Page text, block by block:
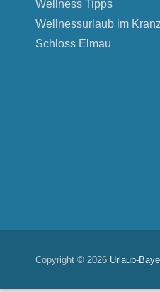
Wellness Tipps
Wellnessurlaub im
Schloss Elmau
Copyright © 2026 Urlaub-